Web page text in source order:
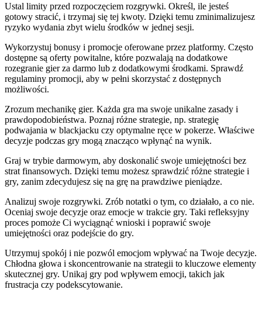
Ustal limity przed rozpoczęciem rozgrywki. Określ, ile jesteś
gotowy stracić, i trzymaj się tej kwoty. Dzięki temu zminimalizujesz
ryzyko wydania zbyt wielu środków w jednej sesji.
Wykorzystuj bonusy i promocje oferowane przez platformy. Często
dostępne są oferty powitalne, które pozwalają na dodatkowe
rozegranie gier za darmo lub z dodatkowymi środkami. Sprawdź
regulaminy promocji, aby w pełni skorzystać z dostępnych
możliwości.
Zrozum mechanikę gier. Każda gra ma swoje unikalne zasady i
prawdopodobieństwa. Poznaj różne strategie, np. strategię
podwajania w blackjacku czy optymalne ręce w pokerze. Właściwe
decyzje podczas gry mogą znacząco wpłynąć na wynik.
Graj w trybie darmowym, aby doskonalić swoje umiejętności bez
strat finansowych. Dzięki temu możesz sprawdzić różne strategie i
gry, zanim zdecydujesz się na grę na prawdziwe pieniądze.
Analizuj swoje rozgrywki. Zrób notatki o tym, co działało, a co nie.
Oceniaj swoje decyzje oraz emocje w trakcie gry. Taki refleksyjny
proces pomoże Ci wyciągnąć wnioski i poprawić swoje
umiejętności oraz podejście do gry.
Utrzymuj spokój i nie pozwól emocjom wpływać na Twoje decyzje.
Chłodna głowa i skoncentrowanie na strategii to kluczowe elementy
skutecznej gry. Unikaj gry pod wpływem emocji, takich jak
frustracja czy podekscytowanie.